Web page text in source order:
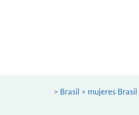
> Brasil > mujeres Brasil